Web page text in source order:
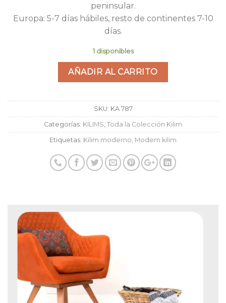
peninsular.
Europa: 5-7 días hábiles, resto de continentes 7-10
días.
1 disponibles
AÑADIR AL CARRITO
SKU: KA 787
Categorías: KILIMS, Toda la Colección Kilim
Etiquetas: Kilim moderno, Modern kilim